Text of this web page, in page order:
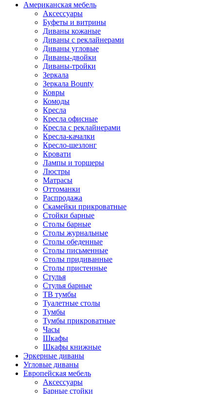
Американская мебель
Аксессуары
Буфеты и витрины
Диваны кожаные
Диваны с реклайнерами
Диваны угловые
Диваны-двойки
Диваны-тройки
Зеркала
Зеркала Bounty
Ковры
Комоды
Кресла
Кресла офисные
Кресла с реклайнерами
Кресла-качалки
Кресло-шезлонг
Кровати
Лампы и торшеры
Люстры
Матрасы
Оттоманки
Распродажа
Скамейки прикроватные
Стойки барные
Столы барные
Столы журнальные
Столы обеденные
Столы письменные
Столы придиванные
Столы пристенные
Стулья
Стулья барные
ТВ тумбы
Туалетные столы
Тумбы
Тумбы прикроватные
Часы
Шкафы
Шкафы книжные
Эркерные диваны
Угловые диваны
Европейская мебель
Аксессуары
Барные стойки